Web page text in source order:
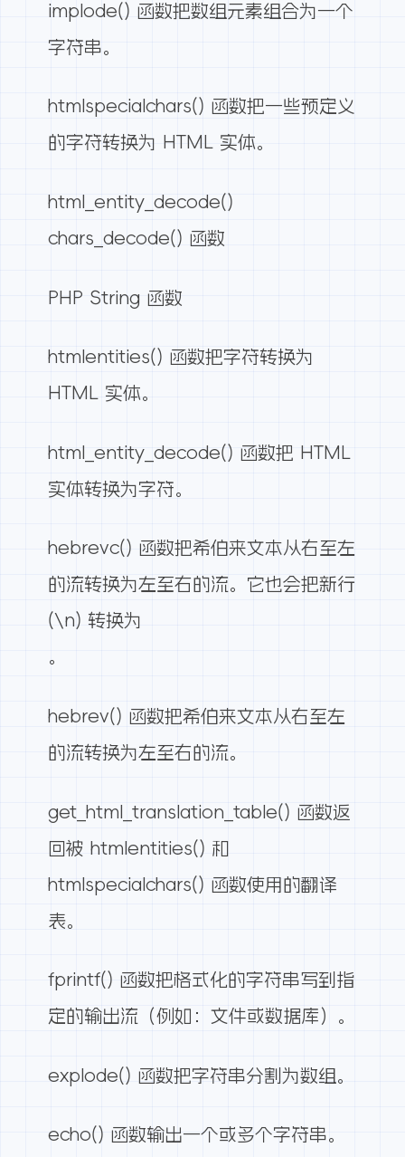
implode() 函数把数组元素组合为一个
字符串。
htmlspecialchars() 函数把一些预定义
的字符转换为 HTML 实体。
html_entity_decode()
chars_decode() 函数
PHP String 函数
htmlentities() 函数把字符转换为
HTML 实体。
html_entity_decode() 函数把 HTML
实体转换为字符。
hebrevc() 函数把希伯来文本从右至左
的流转换为左至右的流。它也会把新行
(\n) 转换为
。
hebrev() 函数把希伯来文本从右至左
的流转换为左至右的流。
get_html_translation_table() 函数返
回被 htmlentities() 和
htmlspecialchars() 函数使用的翻译
表。
fprintf() 函数把格式化的字符串写到指
定的输出流（例如：文件或数据库）。
explode() 函数把字符串分割为数组。
echo() 函数输出一个或多个字符串。